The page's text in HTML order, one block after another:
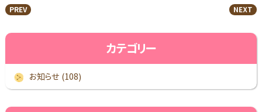
PREV NEXT
カテゴリー
お知らせ (108)